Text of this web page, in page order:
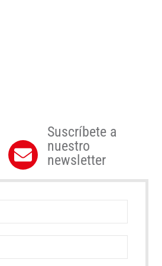
Suscríbete a
nuestro
newsletter